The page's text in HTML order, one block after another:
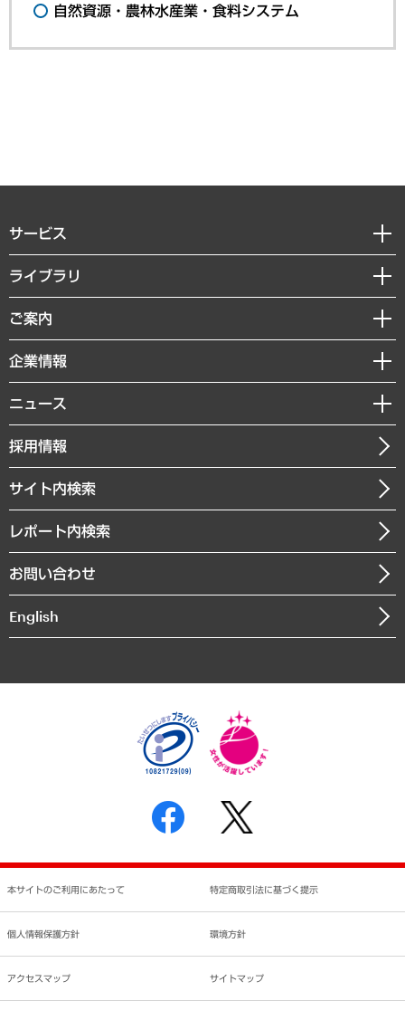
自然資源・農林水産業・食料システム
サービス
経営戦略
組織・人事戦略
デジタルイノベーション
共生・ダイバーシティ
GRC（ガバナンス・リスク・コンプライアンス）・防災（政策）
経済・産業・雇用・労働
まちづくり・観光・交通・スポーツ・スマートシティ
自然資源・農林水産業・食料システム
ライブラリ
経済調査
レポート
コラム
経営用語集
受託・受注実績（官公庁関連）
メディア掲載・出演
ご案内
セミナー・イベント情報
MUFGビジネスセミナー
受託案件情報
企業情報
私たちの想い
社長メッセージ
会社概要
沿革
組織図・本部部室紹介
インドネシア現地法人
個人情報保護方針
反社会的勢力に対する基本方針
書面による個人情報の開示等の請求の手続きについて
ニュース
ニュースリリース
お知らせ
採用情報
サイト内検索
レポート内検索
お問い合わせ
English
本サイトのご利用にあたって 特定商取引法に基づく提示
個人情報保護方針 環境方針
アクセスマップ サイトマップ